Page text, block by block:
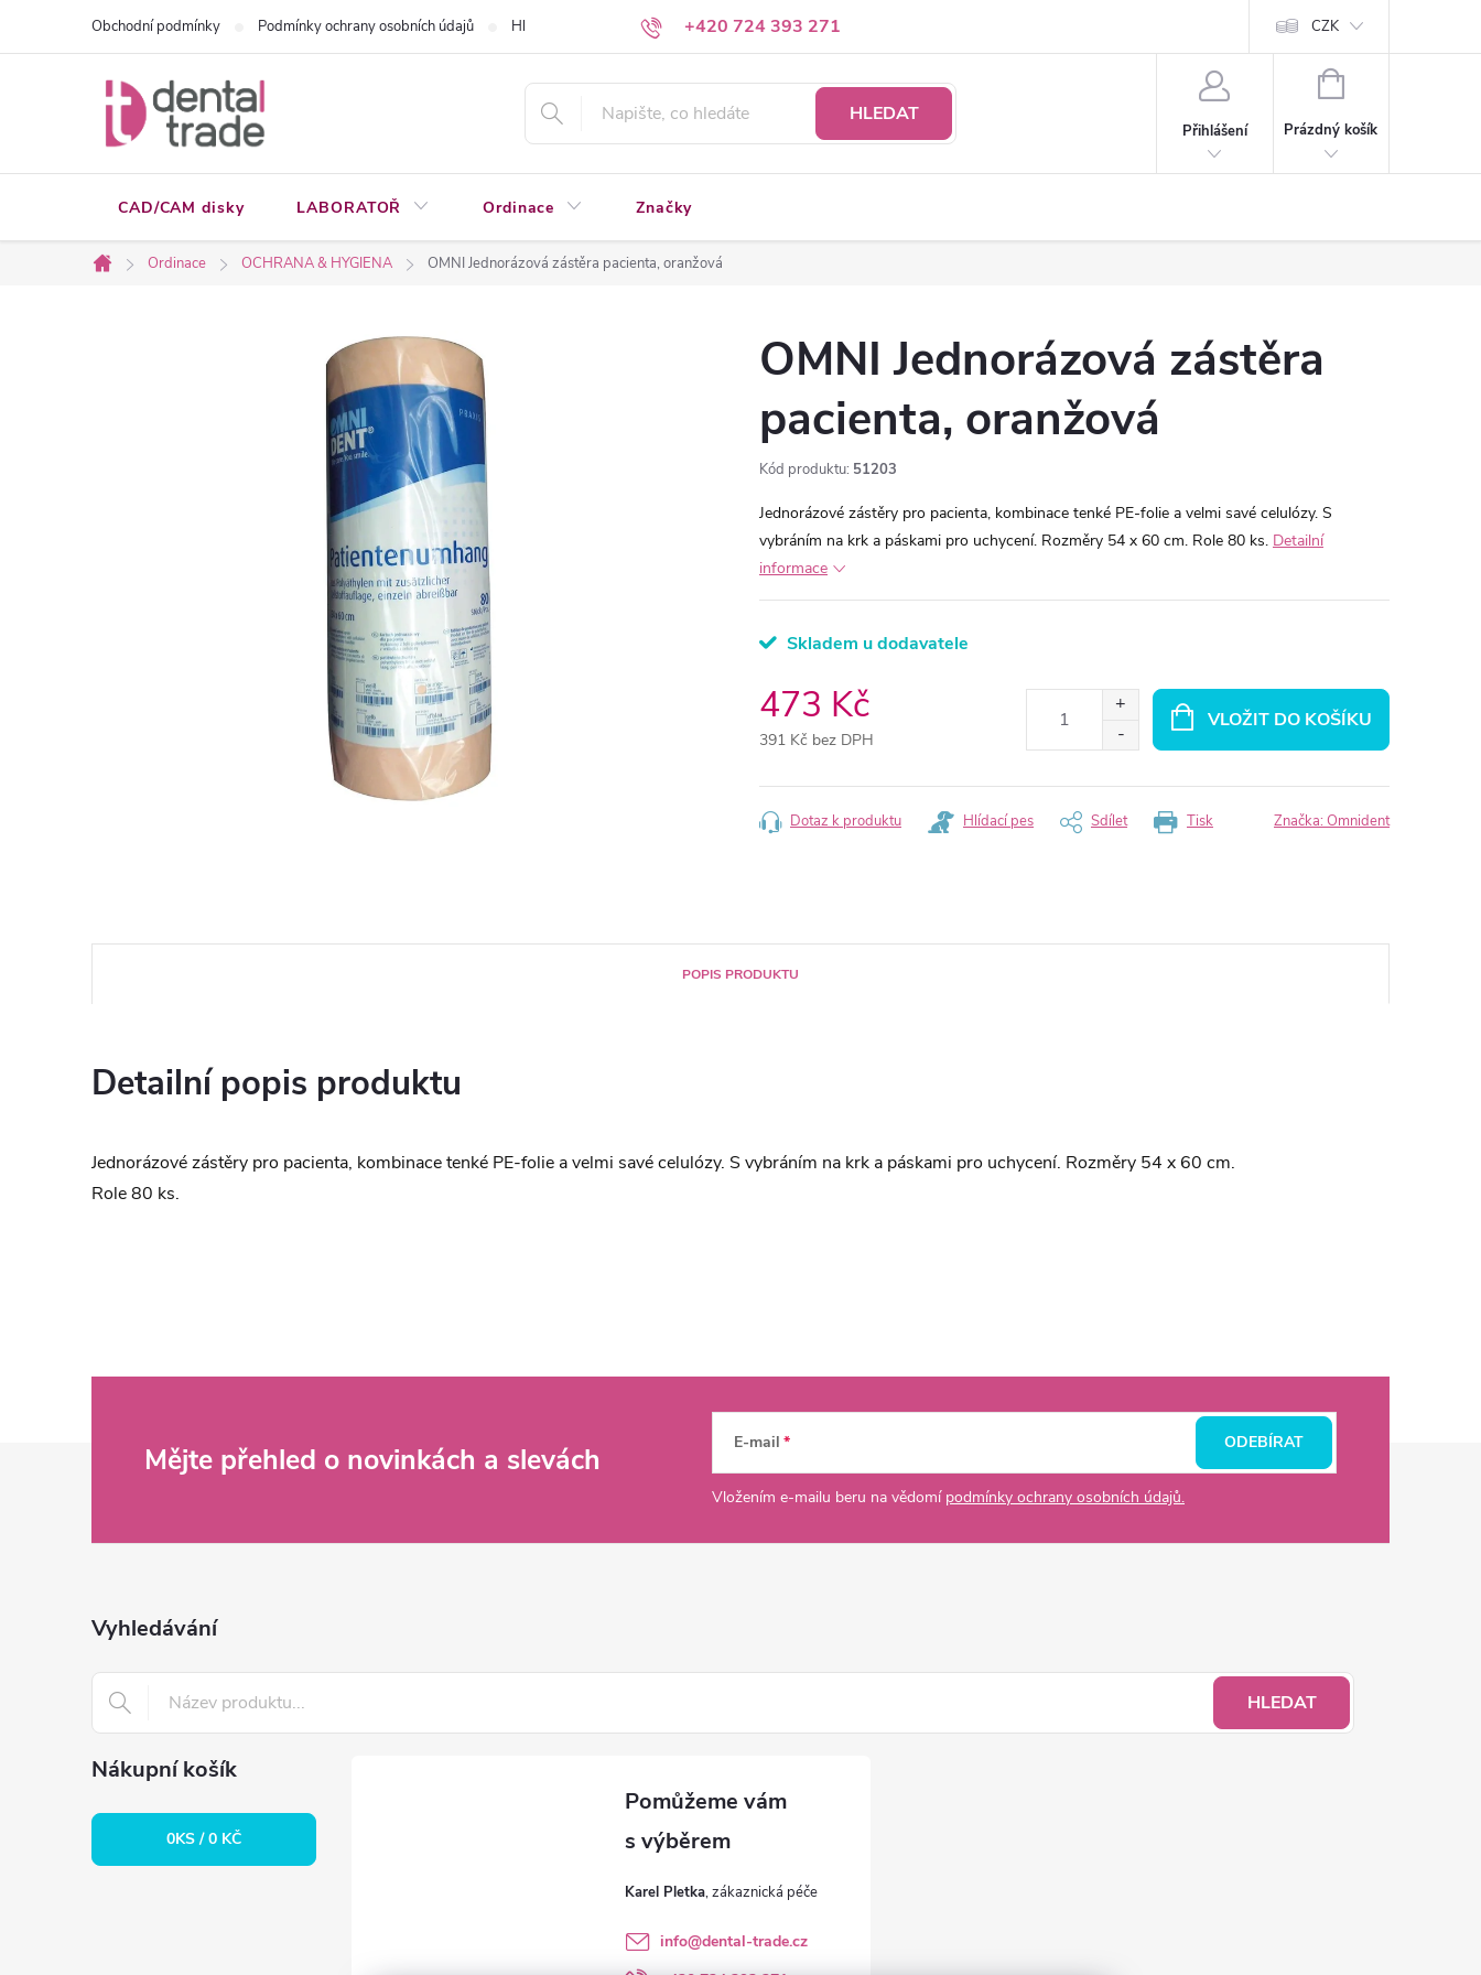
+420 724 393 271
Obchodní podmínky Podmínky ochrany osobních údajů Hledáte a nenacházíte? Napište nám CZK
HLEDAT
Přihlášení
NÁKUPNÍ
Prázdný košík
CAD/CAM disky LABORATOŘ Ordinace Značky
Domů
Ordinace OCHRANA & HYGIENA OMNI Jednorázová zástěra pacienta, oranžová
OMNI Jednorázová zástěra
pacienta, oranžová
Kód produktu: 51203
Jednorázové zástěry pro pacienta, kombinace tenké PE-folie a velmi savé celulózy. S
vybráním na krk a páskami pro uchycení. Rozměry 54 x 60 cm. Role 80 ks. Detailní
informace
Skladem u dodavatele
473 Kč
391 Kč bez DPH
cena:
VLOŽIT DO KOŠÍKU
Tisk
Dotaz k produktu Hlídací pes Sdílet Značka: Omnident
POPIS PRODUKTU
Detailní popis produktu
Jednorázové zástěry pro pacienta, kombinace tenké PE-folie a velmi savé celulózy. S vybráním na krk a páskami pro uchycení. Rozměry 54 x 60 cm.
Role 80 ks.
Mějte přehled o novinkách a slevách E-mail
Vložením e-mailu beru na vědomí podmínky ochrany osobních údajů.
ODEBÍRAT
Vyhledávání
HLEDAT
Nákupní košík
0KS /0 KČ
Karel Pletka
info@dental-trade.cz